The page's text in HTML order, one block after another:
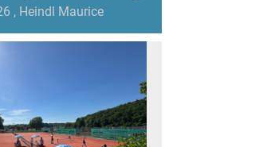
, Heindl Maurice